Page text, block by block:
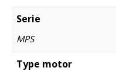
Serie
MPS
Type motor